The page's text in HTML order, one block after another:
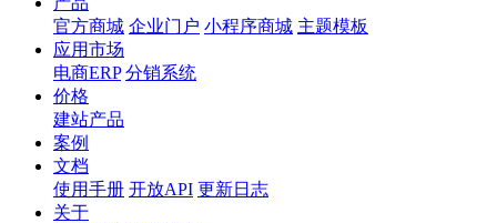
官方商城 企业门户 小程序商城 主题模板
应用市场
电商ERP 分销系统
价格
建站产品
案例
文档
使用手册 开放API 更新日志
关于